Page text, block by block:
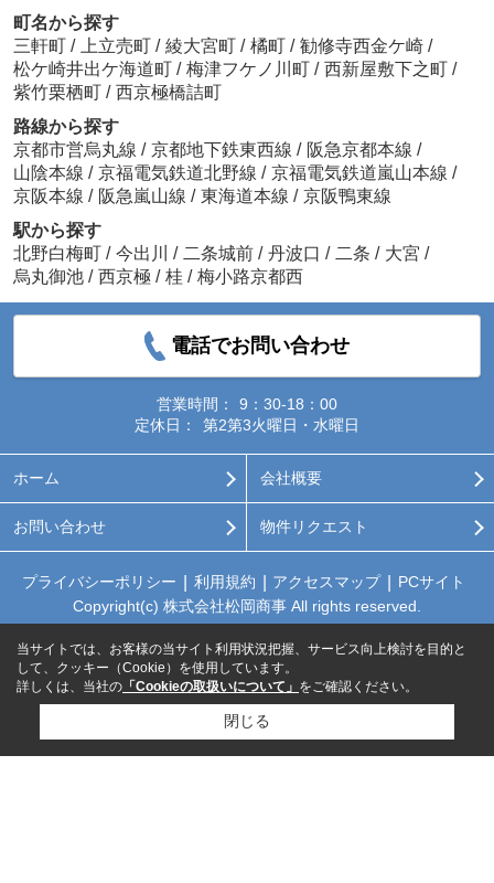
町名から探す
三軒町 / 上立売町 / 綾大宮町 / 橘町 / 勧修寺西金ケ崎 /
松ケ崎井出ケ海道町 / 梅津フケノ川町 / 西新屋敷下之町 /
紫竹栗栖町 / 西京極橋詰町
路線から探す
京都市営烏丸線 / 京都地下鉄東西線 / 阪急京都本線 /
山陰本線 / 京福電気鉄道北野線 / 京福電気鉄道嵐山本線 /
京阪本線 / 阪急嵐山線 / 東海道本線 / 京阪鴨東線
駅から探す
北野白梅町 / 今出川 / 二条城前 / 丹波口 / 二条 / 大宮 /
烏丸御池 / 西京極 / 桂 / 梅小路京都西
電話でお問い合わせ
営業時間：
9：30-18：00
定休日：
第2第3火曜日・水曜日
ホーム 会社概要
お問い合わせ 物件リクエスト
プライバシーポリシー 利用規約 アクセスマップ
PCサイト
Copyright(c) 株式会社松岡商事 All rights reserved.
当サイトでは、お客様の当サイト利用状況把握、サービス向上検討を目的と
して、クッキー（Cookie）を使用しています。
詳しくは、当社の 「Cookieの取扱いについて」 をご確認ください。
閉じる